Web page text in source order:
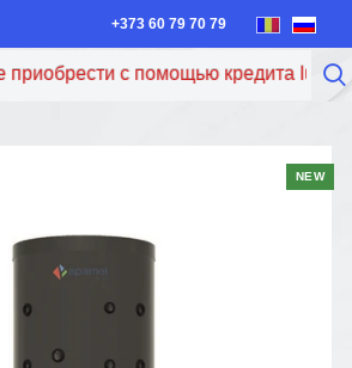
+373 60 79 70 79
с помощью кредита Iute
NEW